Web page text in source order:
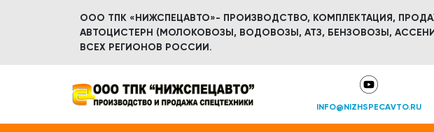
ООО ТПК «НИЖСПЕЦАВТО»- ПРОИЗВОДСТВО, КОМПЛЕКТАЦИЯ,
АВТОЦИСТЕРН (МОЛОКОВОЗЫ, ВОДОВОЗЫ, АТЗ, БЕНЗОВОЗЫ,
ВСЕХ РЕГИОНОВ РОССИИ.
INFO@NIZHSPECAVTO.RU